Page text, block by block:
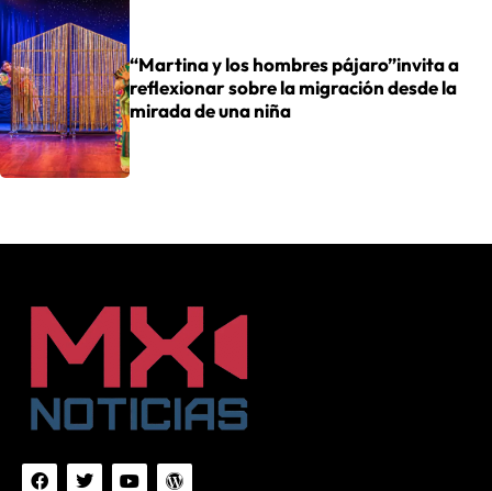
“Martina y los hombres pájaro”invita a
reflexionar sobre la migración desde la
mirada de una niña